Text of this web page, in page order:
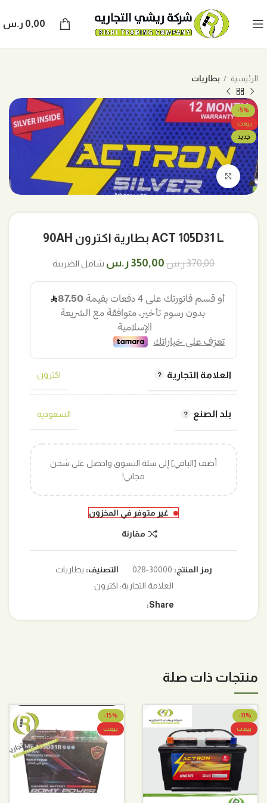
0,00 ر.س
الرئيسية بطاريات
-5%
بيعت
جديد
اضغط للتكبير
ACT 105D31 L بطارية اكترون 90AH
370,00ر.س السعر
370,00 ر.س.
350,00 ر.س السعر
350,00 ر.س.
شامل الضريبة
العلامة التجارية اكترون
بلد الصنع السعودية
أضف [الباقي] إلى سلة التسوق واحصل على شحن
مجاني!
غير متوفر في المخزون
مقارنة
رمز المنتج: 30000-028 التصنيف: بطاريات
العلامة التجارية: اكترون
Share:
منتجات ذات صلة
-11%
بيعت
-15%
بيعت